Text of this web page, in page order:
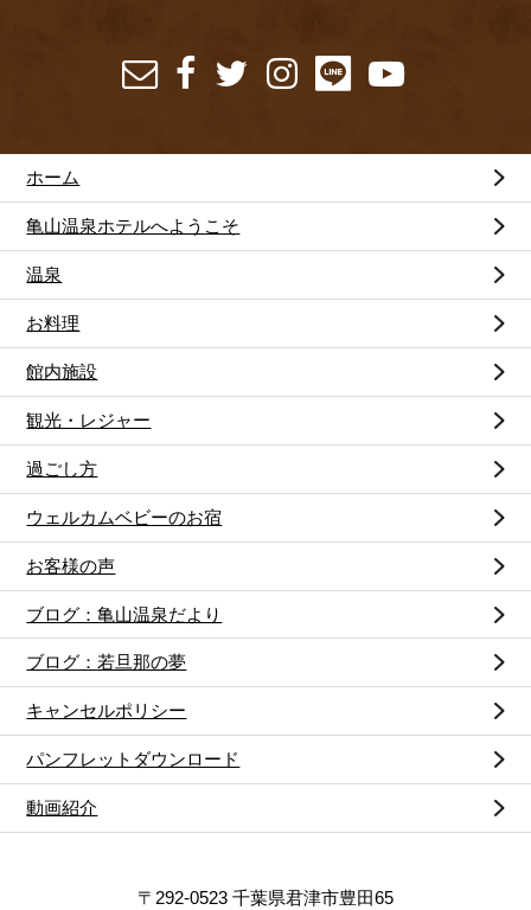
ホーム
亀山温泉ホテルへようこそ
温泉
お料理
館内施設
観光・レジャー
過ごし方
ウェルカムベビーのお宿
お客様の声
ブログ：亀山温泉だより
ブログ：若旦那の夢
キャンセルポリシー
パンフレットダウンロード
動画紹介
〒292-0523 千葉県君津市豊田65